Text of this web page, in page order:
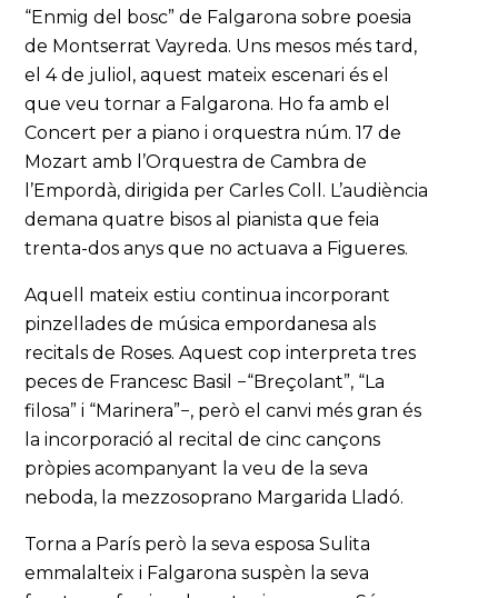
“Enmig del bosc” de Falgarona sobre poesia
de Montserrat Vayreda. Uns mesos més tard,
el 4 de juliol, aquest mateix escenari és el
que veu tornar a Falgarona. Ho fa amb el
Concert per a piano i orquestra núm. 17 de
Mozart amb l’Orquestra de Cambra de
l’Empordà, dirigida per Carles Coll. L’audiència
demana quatre bisos al pianista que feia
trenta-dos anys que no actuava a Figueres.
Aquell mateix estiu continua incorporant
pinzellades de música empordanesa als
recitals de Roses. Aquest cop interpreta tres
peces de Francesc Basil −“Breçolant”, “La
filosa” i “Marinera”−, però el canvi més gran és
la incorporació al recital de cinc cançons
pròpies acompanyant la veu de la seva
neboda, la mezzosoprano Margarida Lladó.
Torna a París però la seva esposa Sulita
emmalalteix i Falgarona suspèn la seva